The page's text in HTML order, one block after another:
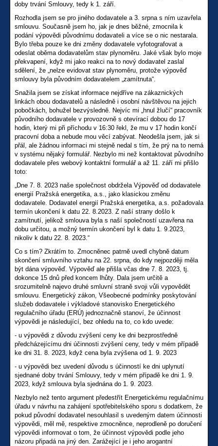
doby trvání Smlouvy, tedy k 1. září.
Rozhodla jsem se pro jiného dodavatele a 3. srpna s ním uzavřela
smlouvu. Současně jsem ho, jak je dnes běžné, zmocnila k
podání výpovědi původnímu dodavateli a více se o nic nestarala.
Bylo třeba pouze ke dni změny dodavatele vyfotografovat a
odeslat oběma dodavatelům stav plynoměru. Jaké však bylo moje
překvapení, když mi jako reakci na to nový dodavatel zaslal
sdělení, že „nelze evidovat stav plynoměru, protože výpověď
smlouvy byla původním dodavatelem „zamítnuta“.
Snažila jsem se získat informace nejdříve na zákaznických
linkách obou dodavatelů a následně i osobní návštěvou na jejich
pobočkách, bohužel bezvýsledně. Nejvíc mi „hnul žlučí“ pracovník
původního dodavatele v provozovně s otevírací dobou do 17
hodin, který mi při příchodu v 16:30 řekl, že mu v 17 hodin končí
pracovní doba a nebude mou věcí zabývat. Neodešla jsem, jak si
přál, ale žádnou informaci mi stejně nedal s tím, že prý na to nemá
v systému nějaký formulář. Nezbylo mi než kontaktovat původního
dodavatele přes webový kontaktní formulář a až 11. září mi přišlo
toto:
„Dne 7. 8. 2023 naše společnost obdržela Výpověď od dodavatele
energií Pražská energetika, a.s., jako klasickou změnu
dodavatele. Dodavatel energií Pražská energetika, a.s. požadovala
termín ukončení k datu 22. 8.2023. Z naší strany došlo k
zamítnutí, jelikož smlouva byla s naší společností uzavřena na
dobu určitou, a možný termín ukončení byl k datu 1. 9.2023,
nikoliv k datu 22. 8. 2023.“
Co s tím? Zkrátím to. Zmocněnec patrně uvedl chybně datum
skončení smluvního vztahu na 22. srpna, do kdy nejpozději měla
být dána výpověď. Výpověď ale přišla včas dne 7. 8. 2023, tj.
dokonce 15 dnů před koncem lhůty. Dala jsem určitě a
srozumitelně najevo druhé smluvní straně svoji vůli vypovědět
smlouvu. Energetický zákon, Všeobecné podmínky poskytování
služeb dodavatele i výkladové stanovisko Energetického
regulačního úřadu (ERÚ) jednoznačně stanoví, že účinnost
výpovědi je následující, bez ohledu na to, co kdo uvede:
- u výpovědi z důvodu zvýšení ceny ke dni bezprostředně
předcházejícímu dni účinnosti zvýšení ceny, tedy v mém případě
ke dni 31. 8. 2023, když cena byla zvýšena od 1. 9. 2023
- u výpovědi bez uvedení důvodu s účinností ke dni uplynutí
sjednané doby trvání Smlouvy, tedy v mém případě ke dni 1. 9.
2023, když smlouva byla sjednána do 1. 9. 2023.
Nezbylo než tento argument předestřít Energetickému regulačnímu
úřadu v návrhu na zahájení spotřebitelského sporu s dodatkem, že
pokud původní dodavatel nesouhlasil s uvedeným datem účinnosti
výpovědi, měl mě, respektive zmocněnce, neprodleně po doručení
výpovědi informovat o tom, že účinnost výpovědi podle jeho
názoru připadá na jiný den. Zarážející je i jeho arogantní